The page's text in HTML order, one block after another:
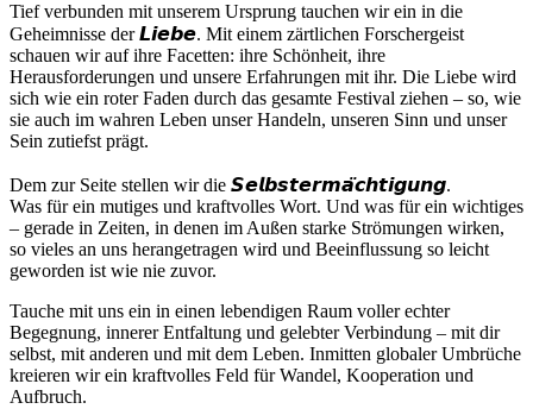
Tief verbunden mit unserem Ursprung tauchen wir ein in die
Geheimnisse der 𝙇𝙞𝙚𝙗𝙚. Mit einem zärtlichen Forschergeist
schauen wir auf ihre Facetten: ihre Schönheit, ihre
Herausforderungen und unsere Erfahrungen mit ihr. Die Liebe wird
sich wie ein roter Faden durch das gesamte Festival ziehen – so, wie
sie auch im wahren Leben unser Handeln, unseren Sinn und unser
Sein zutiefst prägt.
Dem zur Seite stellen wir die 𝙎𝙚𝙡𝙗𝙨𝙩𝙚𝙧𝙢𝙖̈𝙘𝙝𝙩𝙞𝙜𝙪𝙣𝙜.
Was für ein mutiges und kraftvolles Wort. Und was für ein wichtiges
– gerade in Zeiten, in denen im Außen starke Strömungen wirken,
so vieles an uns herangetragen wird und Beeinflussung so leicht
geworden ist wie nie zuvor.
Tauche mit uns ein in einen lebendigen Raum voller echter
Begegnung, innerer Entfaltung und gelebter Verbindung – mit dir
selbst, mit anderen und mit dem Leben. Inmitten globaler Umbrüche
kreieren wir ein kraftvolles Feld für Wandel, Kooperation und
Aufbruch.